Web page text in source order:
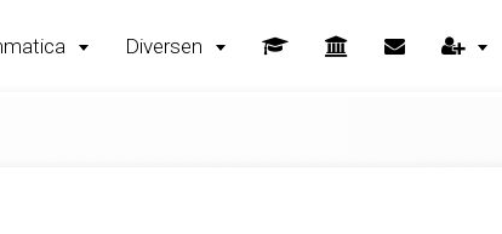
Diversen